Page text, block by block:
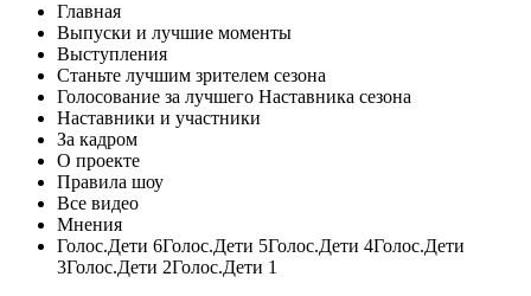
Главная
Выпуски и лучшие моменты
Выступления
Станьте лучшим зрителем сезона
Голосование за лучшего Наставника сезона
Наставники и участники
За кадром
О проекте
Правила шоу
Все видео
Мнения
Голос.Дети 6Голос.Дети 5Голос.Дети 4Голос.Дети
3Голос.Дети 2Голос.Дети 1